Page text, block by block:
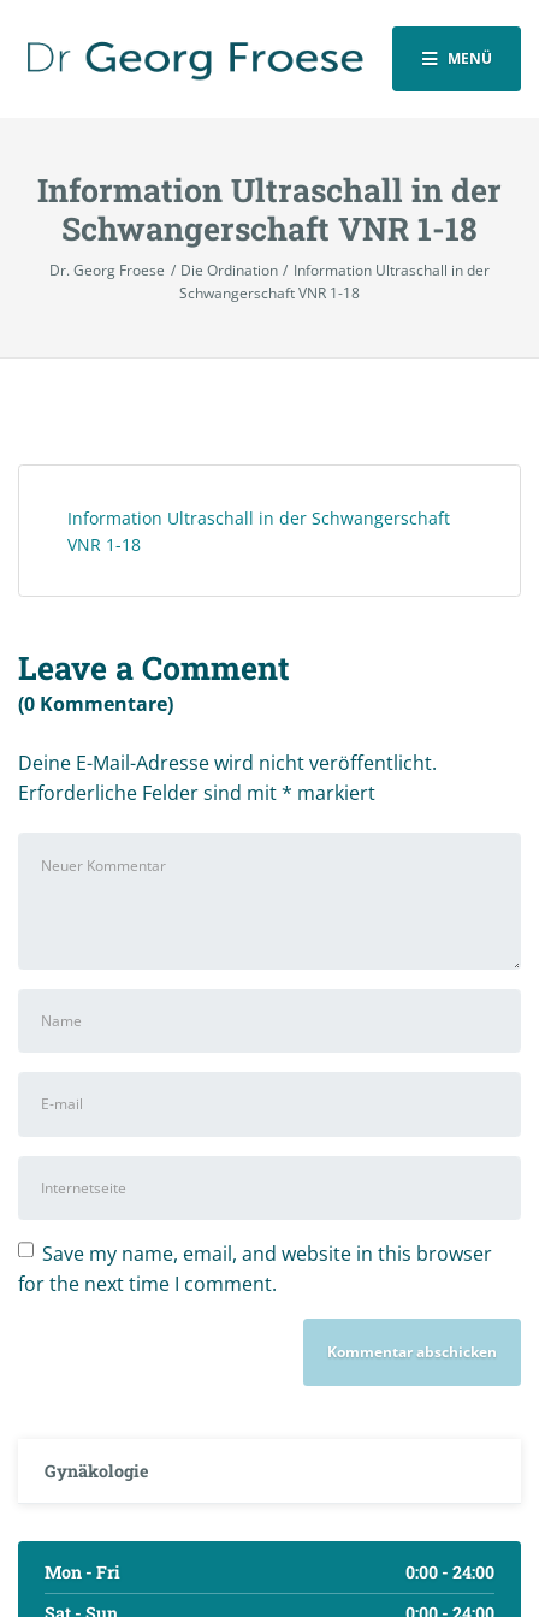
MENÜ
Information Ultraschall in der
Schwangerschaft VNR 1-18
Dr. Georg Froese Die Ordination
Information Ultraschall in der
Schwangerschaft VNR 1-18
Information Ultraschall in der Schwangerschaft
VNR 1-18
Leave a Comment
(0 Kommentare)
Deine E-Mail-Adresse wird nicht veröffentlicht.
Erforderliche Felder sind mit* markiert
Kommentar*
und
Mail-
Save my name, email, and website in this browser
for the next time I comment.
Gynäkologie
Mon - Fri
0:00 - 24:00